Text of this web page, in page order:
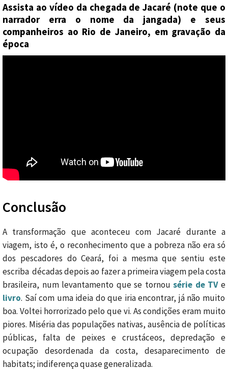
Assista ao vídeo da chegada de Jacaré (note que o
narrador erra o nome da jangada) e seus
companheiros ao Rio de Janeiro, em gravação da
época
Conclusão
A transformação que aconteceu com Jacaré durante a
viagem, isto é, o reconhecimento que a pobreza não era só
dos pescadores do Ceará, foi a mesma que sentiu este
escriba décadas depois ao fazer a primeira viagem pela costa
brasileira, num levantamento que se tornousérie de TV e
livro. Saí com uma ideia do que iria encontrar, já não muito
boa. Voltei horrorizado pelo que vi. As condições eram muito
piores. Miséria das populações nativas, ausência de políticas
públicas, falta de peixes e crustáceos, depredação e
ocupação desordenada da costa, desaparecimento de
habitats; indiferença quase generalizada.